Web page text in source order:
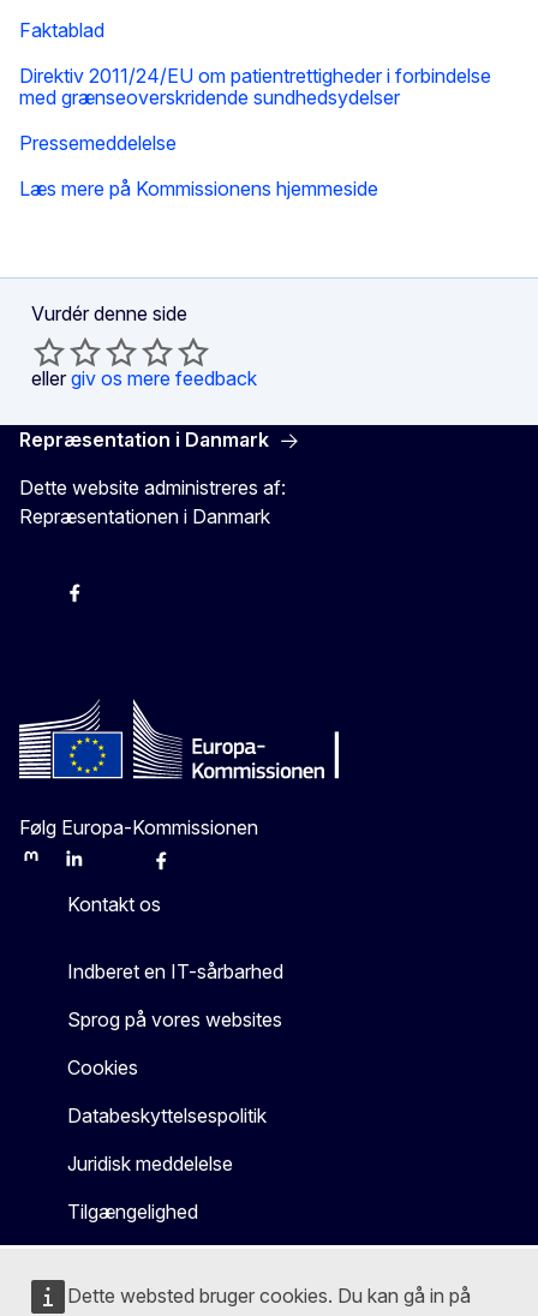
Dette websted bruger cookies. Du kan gå in på
Faktablad
Direktiv 2011/24/EU om patientrettigheder i forbindelse
med grænseoverskridende sundhedsydelser
Pressemeddelelse
Læs mere på Kommissionens hjemmeside
Vurdér denne side
eller giv os mere feedback
Repræsentation i Danmark
Dette website administreres af:
Repræsentationen i Danmark
Følg Europa-Kommissionen
MastodonLinkedInBlueskyFacebook
Kontakt os
Indberet en IT-sårbarhed
Sprog på vores websites
Cookies
Databeskyttelsespolitik
Juridisk meddelelse
Tilgængelighed